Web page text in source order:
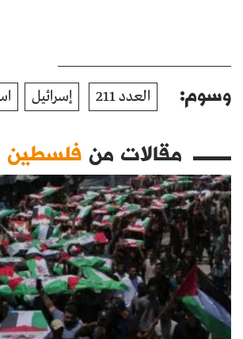
وسوم: العدد 211 إسرائيل
مقالات من فلسطين